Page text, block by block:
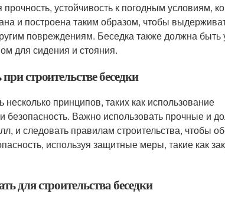
устойчивость к погодным условиям,
и построена таким образом, чтобы
повреждениям. Беседка также должна быть
для сидения и стояния.
строительстве беседки
принципов, таких как использование
безопасность. Важно использовать прочные и
и следовать правилам строительства, чтобы
используя защитные меры, такие как
для строительства беседки